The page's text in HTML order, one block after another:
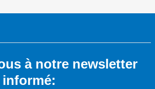
à notre newsletter